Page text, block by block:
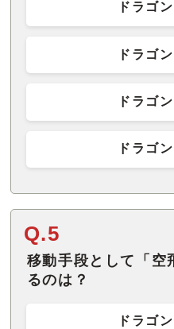
ドラゴ
ドラゴ
ドラゴ
ドラゴ
Q.5
移動手段として「空
るのは？
ドラゴ